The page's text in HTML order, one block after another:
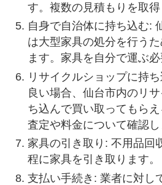
す。複数の見積もりを取得
自身で自治体に持ち込む:
は大型家具の処分を行う
ます。家具を自分で運ぶ必
リサイクルショップに持
良い場合、仙台市内のリ
ち込んで買い取ってもらえ
査定や料金について確認し
家具の引き取り: 不用品回
程に家具を引き取ります。
支払い手続き: 業者に対し